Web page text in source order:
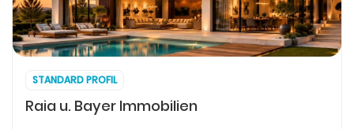
STANDARD PROFIL
Raia u. Bayer Immobilien